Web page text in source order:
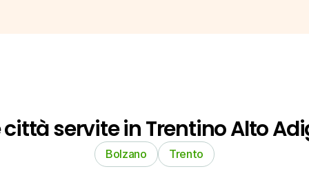
città servite in Trentino Alto
Bolzano Trento